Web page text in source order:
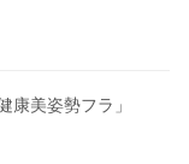
康美姿勢フラ」